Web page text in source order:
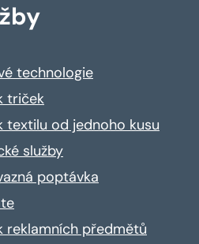
technologie
triček
textilu od jednoho kusu
služby
poptávka
reklamních předmětů